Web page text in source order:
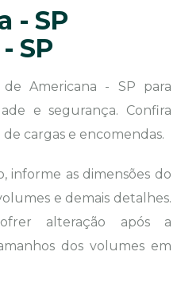
- SP
SP
de Americana - SP para
e segurança. Confira
cargas e encomendas.
informe as dimensões do
e demais detalhes.
alteração após a
dos volumes em